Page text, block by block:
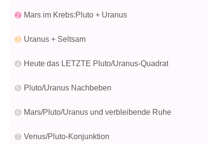
Mars im Krebs:Pluto + Uranus
Uranus + Seltsam
Heute das LETZTE Pluto/Uranus-Quadrat
Pluto/Uranus Nachbeben
Mars/Pluto/Uranus und verbleibende Ruhe
Venus/Pluto-Konjunktion